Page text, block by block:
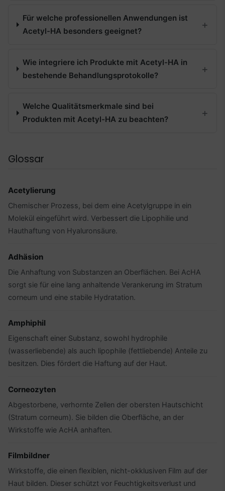
Für welche professionellen Anwendungen ist
Acetyl-HA besonders geeignet?
Wie integriere ich Produkte mit Acetyl-HA in
bestehende Behandlungsprotokolle?
Welche Qualitätsmerkmale sind bei
Produkten mit Acetyl-HA zu beachten?
Glossar
Acetylierung
Chemischer Prozess, bei dem eine Acetylgruppe in ein
Molekül eingeführt wird. Verbessert die Lipophilie und
Hauthaftung von Hyaluronsäure.
Adhäsion
Die Anhaftung von Substanzen an Oberflächen. Bei AcHA
sorgt sie für eine lang anhaltende Verankerung im Stratum
corneum und eine stabile Hydratation.
Amphiphil
Eigenschaft einer Substanz, sowohl hydrophile
(wasserliebende) als auch lipophile (fettliebende) Anteile zu
besitzen. Dies fördert die Haftung auf der Haut.
Corneozyten
Abgestorbene, verhornte Zellen der obersten Hautschicht
(Stratum corneum). Sie bilden die Oberfläche, an der
Wirkstoffe wie AcHA anhaften.
Filmbildner
Wirkstoffe, die einen flexiblen, nicht-okklusiven Film auf der
Haut bilden. Dieser schützt vor Feuchtigkeitsverlust und